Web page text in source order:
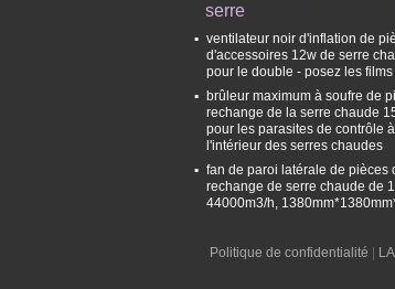
serre
ventilateur noir d'inflation de
d'accessoires 12w de serre
pour le double - posez les films
brûleur maximum à soufre de
rechange de la serre chaude
pour les parasites de contrôle à
l'intérieur des serres chaudes
fan de paroi latérale de pièces
rechange de serre chaude de
44000m3/h,
Politique de confidentialité